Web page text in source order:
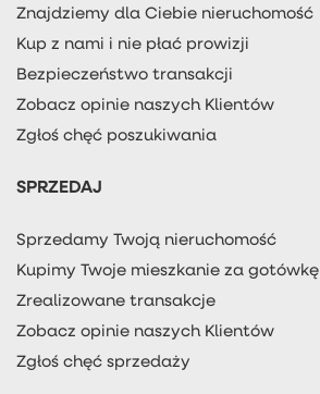
Znajdziemy dla Ciebie nieruchomość
Kup z nami i nie płać prowizji
Bezpieczeństwo transakcji
Zobacz opinie naszych Klientów
Zgłoś chęć poszukiwania
SPRZEDAJ
Sprzedamy Twoją nieruchomość
Kupimy Twoje mieszkanie za gotówkę
Zrealizowane transakcje
Zobacz opinie naszych Klientów
Zgłoś chęć sprzedaży